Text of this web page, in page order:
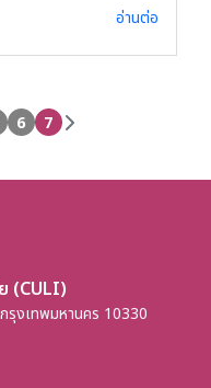
อ่านต่อ
6 7
(CULI)
รุงเทพมหานคร 10330